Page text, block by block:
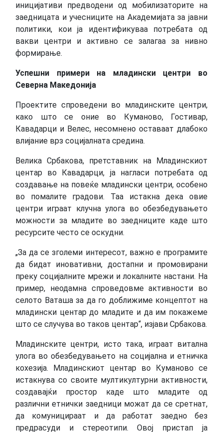
иницијативи предводени од мобилизаторите на
заедницата и учесниците на Академијата за јавни
политики, кои ја идентификуваа потребата од
вакви центри и активно се залагаа за нивно
формирање.
Успешни примери на младински центри во
Северна Македонија
Проектите спроведени во младинските центри,
како што се оние во Куманово, Гостивар,
Кавадарци и Велес, несомнено оставаат длабоко
влијание врз социјалната средина.
Велика Србакова, претставник на Младинскиот
центар во Кавадарци, ја нагласи потребата од
создавање на повеќе младински центри, особено
во помалите градови. Таа истакна дека овие
центри играат клучна улога во обезбедувањето
можности за младите во заедниците каде што
ресурсите често се оскудни.
„За да се зголеми интересот, важно е програмите
да бидат иновативни, достапни и промовирани
преку социјалните мрежи и локалните настани. На
пример, неодамна спроведовме активности во
селото Ваташа за да го доближиме концептот на
младински центар до младите и да им покажеме
што се случува во таков центар“, изјави Србакова.
Младинските центри, исто така, играат витална
улога во обезбедувањето на социјална и етничка
кохезија. Младинскиот центар во Куманово се
истакнува со своите мултикултурни активности,
создавајќи простор каде што младите од
различни етнички заедници можат да се сретнат,
да комуницираат и да работат заедно без
предрасуди и стереотипи. Овој пристап ја